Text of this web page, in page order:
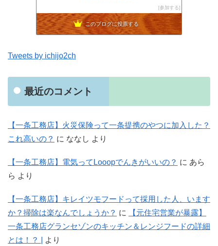
15位 わたしの家づくり│ハウスメーカーで注文住宅を建てよう
参加する
このブログに投票する
Tweets by ichijo2ch
最近のコメント
【一条工務店】火災保険って一条提携のやつに加入した？
これ高いの？ に ななし より
【一条工務店】電気ってLooopでんきがいいの？ に あら
ら より
【一条工務店】キレイツモフードって採用した人、います
か？掃除は楽なんでしょうか？ に
【元住宅営業が暴露】
一条工務店グランセゾンのキッチン＆レンジフードの詳細
とは！？ |
より